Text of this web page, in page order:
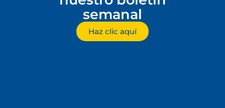
semanal
Haz clic aquí